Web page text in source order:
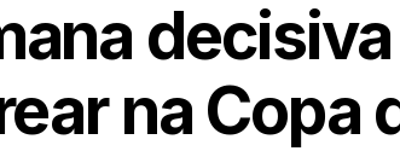
na Copa